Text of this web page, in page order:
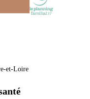
et-Loire